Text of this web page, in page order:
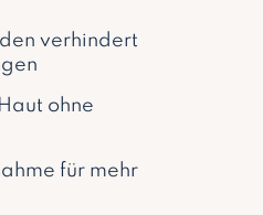
verhindert
ohne
für mehr